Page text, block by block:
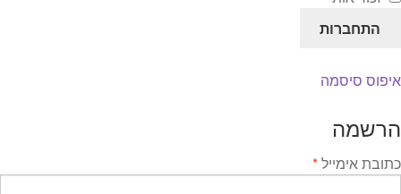
חגים
מתנות למטבח
מאמרים
עגלת קניות
תשלום
התחברות
איפוס סיסמה
הרשמה
כתובת אימייל*חובה